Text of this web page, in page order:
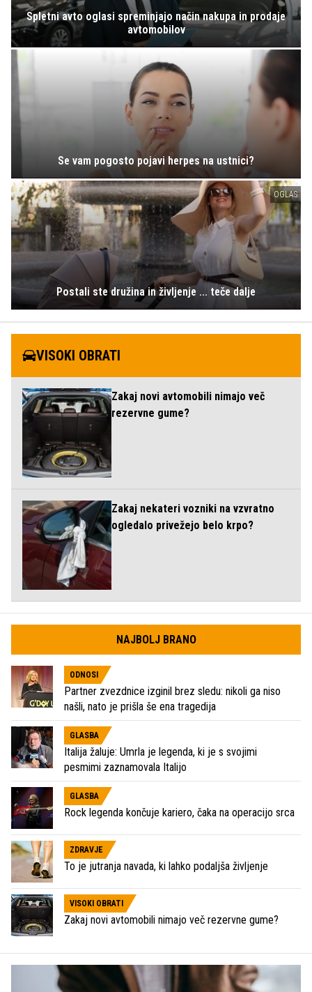
Spletni avto oglasi spreminjajo način nakupa in prodaje
avtomobilov
Se vam pogosto pojavi herpes na ustnici?
OGLAS
Postali ste družina in življenje ... teče dalje
VISOKI OBRATI
Zakaj novi avtomobili nimajo več
rezervne gume?
Zakaj nekateri vozniki na vzvratno
ogledalo privežejo belo krpo?
NAJBOLJ BRANO
ODNOSI
Partner zvezdnice izginil brez sledu: nikoli ga niso
našli, nato je prišla še ena tragedija
GLASBA
Italija žaluje: Umrla je legenda, ki je s svojimi
pesmimi zaznamovala Italijo
GLASBA
Rock legenda končuje kariero, čaka na operacijo srca
ZDRAVJE
To je jutranja navada, ki lahko podaljša življenje
VISOKI OBRATI
Zakaj novi avtomobili nimajo več rezervne gume?